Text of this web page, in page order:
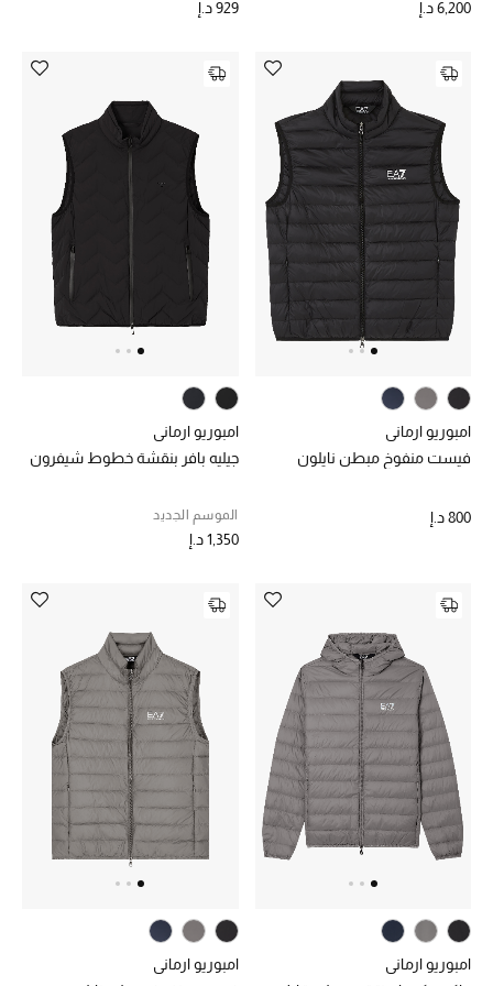
تسوقوا الأحذية
الجمال
خصومات
جميع مستحضرات الجمال
العطور
مكتشف العطور
العناية بالبشرة
مستحضرات العناية
مستحضرات الاستحمام والعناية بالجسم
العناية بالشعر
الصحة والعافية
مجموعة الجمال
6,200 د.إ 929 د.إ
امبوريو ارماني
فيست منفوخ مبطن نايلون
800 د.إ
امبوريو ارماني
جيليه بافر بنقشة خطوط شيفرون
الموسم الجديد
1,350 د.إ
امبوريو ارماني
امبوريو ارماني